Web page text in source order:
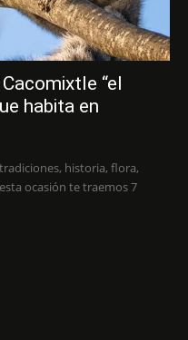
“el
habita en
historia, flora,
ocasión te traemos 7